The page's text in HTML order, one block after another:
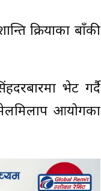
प्रक्रियाका बाँकी
भेट गर्दै
मेलमिलाप आयोगका